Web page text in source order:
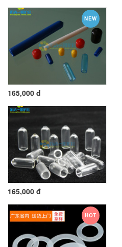
NEW
165,000 đ
165,000 đ
HOT